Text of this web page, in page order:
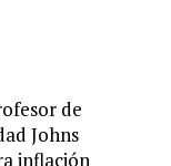
de
Johns
inflación